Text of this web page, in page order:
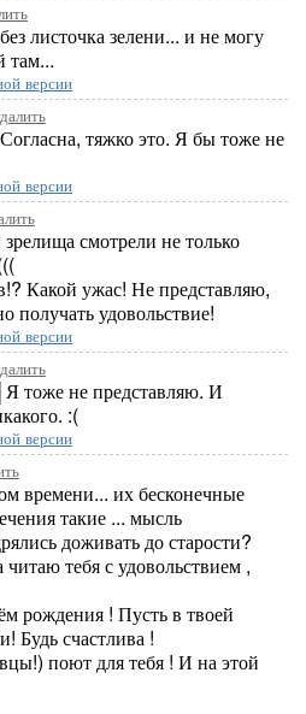
листочка зелени... и не могу
там...
версии
Согласна, тяжко это. Я бы тоже не
версии
смотрели не только
Какой ужас! Не представляю,
удовольствие!
версии
Я тоже не представляю. И
:(
версии
времени... их бесконечные
такие ... мысль
доживать до старости?
читаю тебя с удовольствием ,
рождения ! Пусть в твоей
Будь счастлива !
поют для тебя ! И на этой